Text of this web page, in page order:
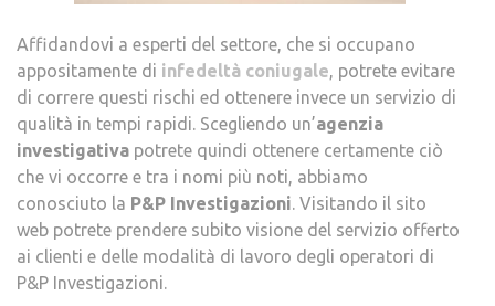
Affidandovi a esperti del settore, che si occupano
appositamente di infedeltà coniugale, potrete evitare
di correre questi rischi ed ottenere invece un servizio di
qualità in tempi rapidi. Scegliendo un’agenzia
investigativa potrete quindi ottenere certamente ciò
che vi occorre e tra i nomi più noti, abbiamo
conosciuto la P&P Investigazioni. Visitando il sito
web potrete prendere subito visione del servizio offerto
ai clienti e delle modalità di lavoro degli operatori di
P&P Investigazioni.